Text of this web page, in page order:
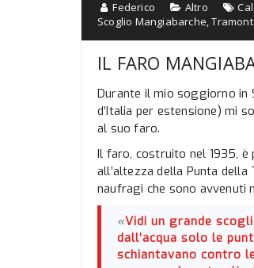
Federico Altro
Scoglio Mangiabarche,
IL FARO
Durante il mio soggiorno in
d’Italia per estensione) mi
al suo faro.
Il faro, costruito nel 1935, è
all’altezza della Punta
naufragi che sono avvenuti
«Vidi un grande
dall’acqua solo le
schiantavano contro